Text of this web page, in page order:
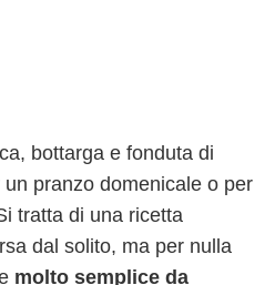
bottarga e fonduta di
pranzo domenicale o per
tratta di una ricetta
dal solito, ma per nulla
molto semplice da